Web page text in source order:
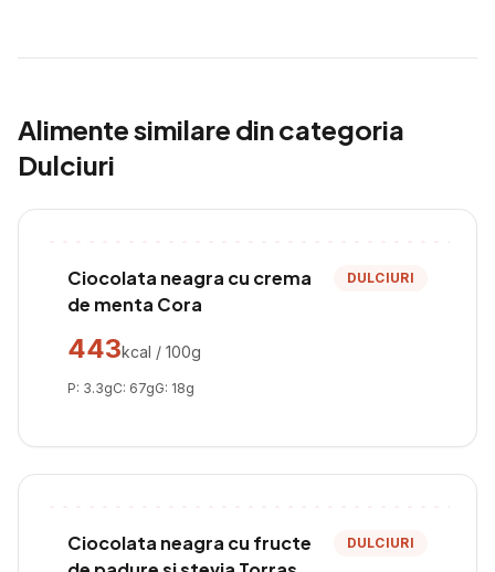
Alimente similare din categoria
Dulciuri
Ciocolata neagra cu crema
de menta Cora
DULCIURI
443kcal / 100g
P: 3.3gC: 67gG: 18g
Ciocolata neagra cu fructe
DULCIURI